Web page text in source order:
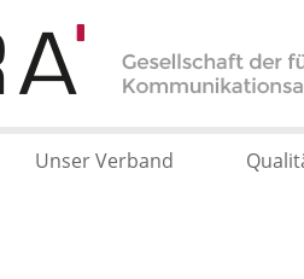
Unser Verband